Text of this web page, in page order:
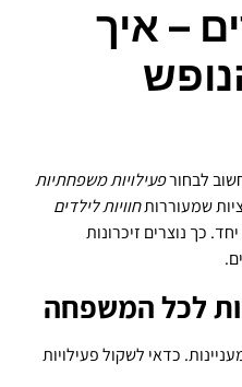
– איך
לבחורפעילויות משפחתיות
שמעוררותחוויות לילדים
כך נוצרים זיכרונות
לכל המשפחה
כדאי לשקול פעילויות